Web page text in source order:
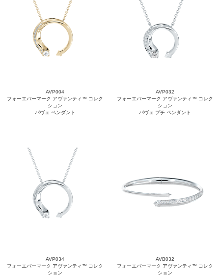
AVP004
フォーエバーマーク アヴァンティ™ コレク
ション
パヴェ ペンダント
AVP032
フォーエバーマーク アヴァンティ™ コレク
ション
パヴェ プチ ペンダント
AVP034
フォーエバーマーク アヴァンティ™ コレク
ション
AVB032
フォーエバーマーク アヴァンティ™ コレク
ション